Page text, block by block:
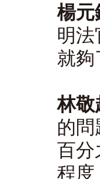
楊元
明
就夠
林敬
的
百分
程度